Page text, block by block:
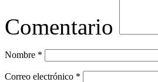
Comentario
Nombre *
Correo electrónico *